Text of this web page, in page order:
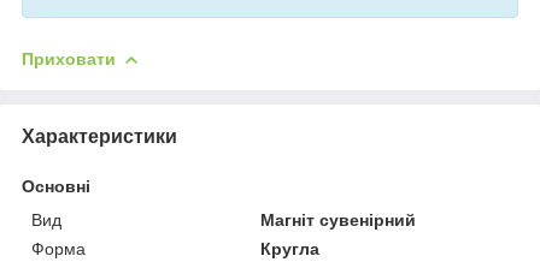
Приховати
Характеристики
Основні
Вид
Магніт сувенірний
Форма
Кругла